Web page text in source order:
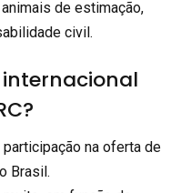
de estimação,
civil.
na oferta de
Brasil.